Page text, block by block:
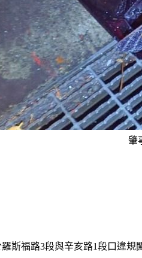
肇
斯福路3段與辛亥路1段口違